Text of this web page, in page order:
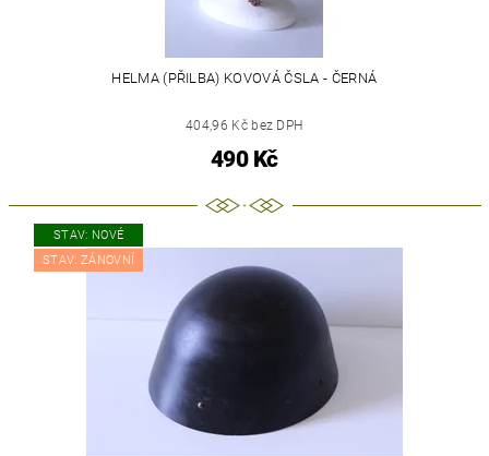
HELMA (PŘILBA) KOVOVÁ ČSLA - ČERNÁ
404,96 Kč bez DPH
490 Kč
STAV: NOVÉ
STAV: ZÁNOVNÍ